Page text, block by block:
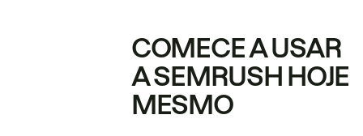
COMECE A USAR
A SEMRUSH HOJE
MESMO